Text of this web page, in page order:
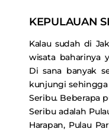
KEPULAUAN
Kalau sudah di
wisata baharinya
Di sana banyak
kunjungi
Seribu. Beberapa
Seribu adalah
Harapan, Pulau